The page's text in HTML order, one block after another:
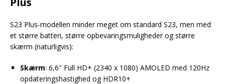
S23 Plus-modellen minder meget om standard S23, men med
et større batteri, større opbevaringsmuligheder og større
skærm (naturligvis):
Skærm: 6,6″ Full HD+ (2340 x 1080) AMOLED med 120Hz
opdateringshastighed og HDR10+